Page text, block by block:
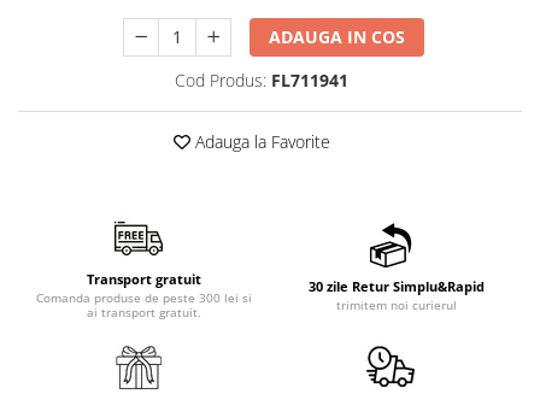
ADAUGA IN COS
Cod Produs: FL711941
Adauga la Favorite
Transport gratuit
Comanda produse de peste 300 lei si
ai transport gratuit.
30 zile Retur Simplu&Rapid
trimitem noi curierul